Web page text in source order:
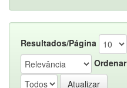
Resultados/Página
Ordenar